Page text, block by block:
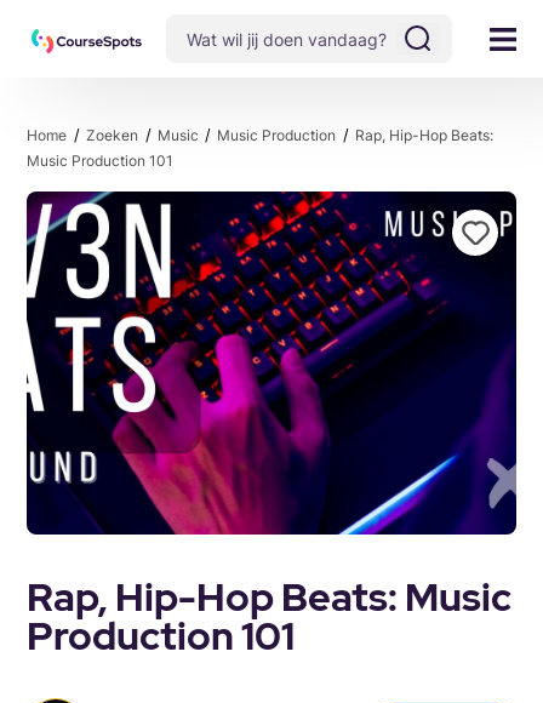
Home Zoeken Music Music Production
Rap, Hip-Hop Beats:
Music Production 101
Rap, Hip-Hop Beats: Music
Production 101